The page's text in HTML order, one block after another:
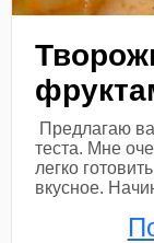
Предлагаю
теста. Мне
легко
вкусное.